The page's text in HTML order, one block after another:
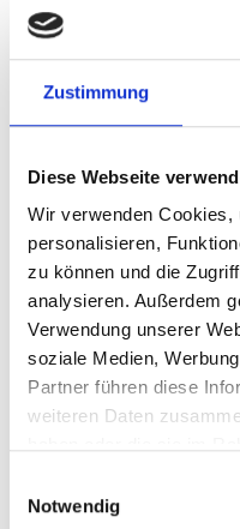
Zustimmung
Diese Webseite
Wir verwenden Cookies,
personalisieren,
zu können und die
analysieren. Außerdem
Verwendung unserer
soziale Medien,
Partner führen diese
weiteren Daten
Notwendig
Weitere
finden das ganze Jahr
Weitere Informationen
Fachstelle Ehe und Familie
Text und Video: Lea
Teilen & Drucken
Zurück